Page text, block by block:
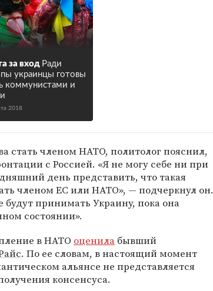
за вход Ради
украинцы готовы
коммунистами и
2018
стать членом НАТО, политолог пояснил,
с Россией. «Я не могу себе ни при
день представить, что такая
членом ЕС или НАТО», — подчеркнул он.
принимать Украину, пока она
состоянии».
в НАТО оценила бывший
. По ее словам, в настоящий момент
альянсе не представляется
консенсуса.